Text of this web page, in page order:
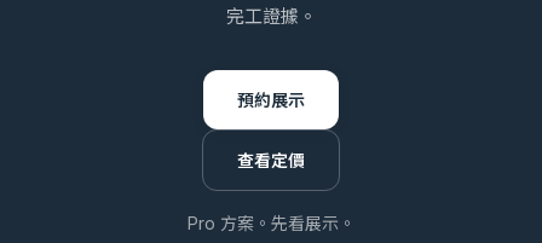
完工證據。
預約展示
查看定價
Pro 方案。先看展示。